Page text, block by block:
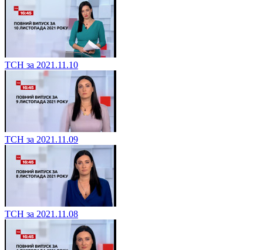
ТСН за 2021.11.10
ТСН за 2021.11.09
ТСН за 2021.11.08